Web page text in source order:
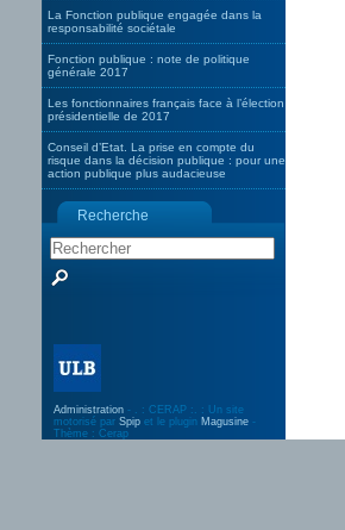
La Fonction publique engagée dans la
responsabilité sociétale
Fonction publique : note de politique
générale 2017
Les fonctionnaires français face à l’élection
présidentielle de 2017
Conseil d’Etat. La prise en compte du
risque dans la décision publique : pour une
action publique plus audacieuse
Recherche
Administration - . : CERAP :. : Un site
motorisé par Spip et le plugin Magusine -
Thème : Cerap